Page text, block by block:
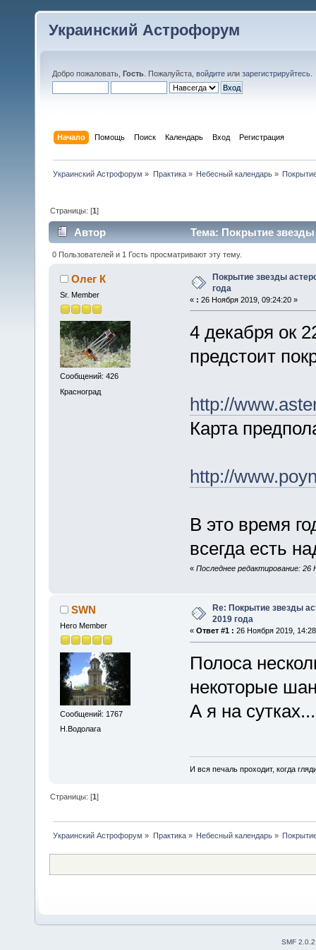
Украинский Астрофорум
Добро пожаловать, Гость . Пожалуйста, войдите или зарегистрируйтесь
Начало Помощь Поиск Календарь Вход Регистрация
Украинский Астрофорум » Практика» Небесный календарь»
Страницы: [1]
Автор Тема: Покрытие звезды
0 Пользователей и 1 Гость просматривают эту тему.
Олег К
Sr. Member
Сообщений: 426
Красноград
Покрытие звезды
года
« : 26 Ноября 2019, 09:24:20 »
4 декабря ок
предстоит
http://
Карта
http://
В это время
всегда есть
« Последнее редактирование: 26
SWN
Hero Member
Сообщений: 1767
Н.Водолага
Re: Покрытие звезды
2019 года
« Ответ #1 : 26 Ноября 2019,
Полоса
некоторые
А я на
И вся печаль проходит, когда
Страницы: [1]
Украинский Астрофорум » Практика» Небесный календарь»
SMF 2.0.2